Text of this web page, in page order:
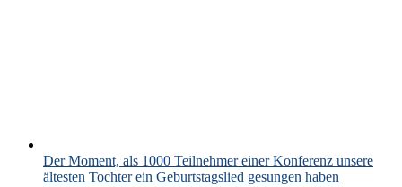
Der Moment, als 1000 Teilnehmer einer Konferenz unsere
ältesten Tochter ein Geburtstagslied gesungen haben